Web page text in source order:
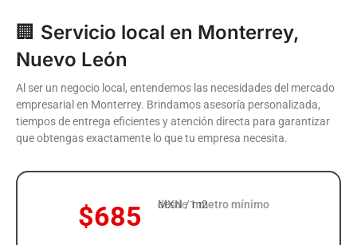
🏢 Servicio local en Monterrey,
Nuevo León
Al ser un negocio local, entendemos las necesidades del mercado
empresarial en Monterrey. Brindamos asesoría personalizada,
tiempos de entrega eficientes y atención directa para garantizar
que obtengas exactamente lo que tu empresa necesita.
$685 MXN / m2
desde1 metro mínimo